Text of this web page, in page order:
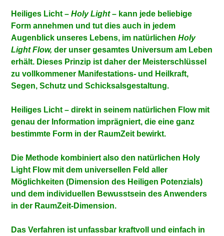
Heiliges Licht –Holy Light– kann jede beliebige
Form annehmen und tut dies auch in jedem
Augenblick unseres Lebens, im natürlichenHoly
Light Flow,der unser gesamtes Universum am Leben
erhält. Dieses Prinzip ist daher der Meisterschlüssel
zu vollkommener Manifestations- und Heilkraft,
Segen, Schutz und Schicksalsgestaltung.
Heiliges Licht – direkt in seinem natürlichen Flow mit
genau der Information imprägniert, die eine ganz
bestimmte Form in der RaumZeit bewirkt.
Die Methode kombiniert also den natürlichen Holy
Light Flow mit dem universellen Feld aller
Möglichkeiten (Dimension des Heiligen Potenzials)
und dem individuellen Bewusstsein des Anwenders
in der RaumZeit-Dimension.
Das Verfahren ist unfassbar kraftvoll und einfach in